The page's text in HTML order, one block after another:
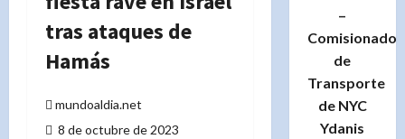
tras ataques de
Hamás
mundoaldia.net
8 de octubre de 2023
–
Comisionado
de
Transporte
de NYC
Ydanis